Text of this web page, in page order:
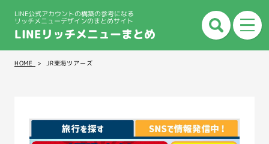
LINE公式アカウントの構築の参考になる
リッチメニューデザインのまとめサイト
LINEリッチメニューまとめ
HOME JR東海ツアーズ